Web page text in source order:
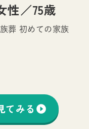
／75歳
葬 初めての家族
てみる